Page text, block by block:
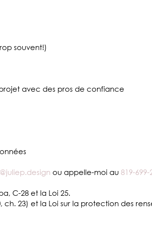
souvent!)
avec des pros de confiance
ou appelle-moi au 819-699-
C-28 et la Loi 25.
ch. 23) et la Loi sur la protection des